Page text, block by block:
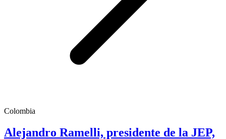
Colombia
Alejandro Ramelli, presidente de la JEP,